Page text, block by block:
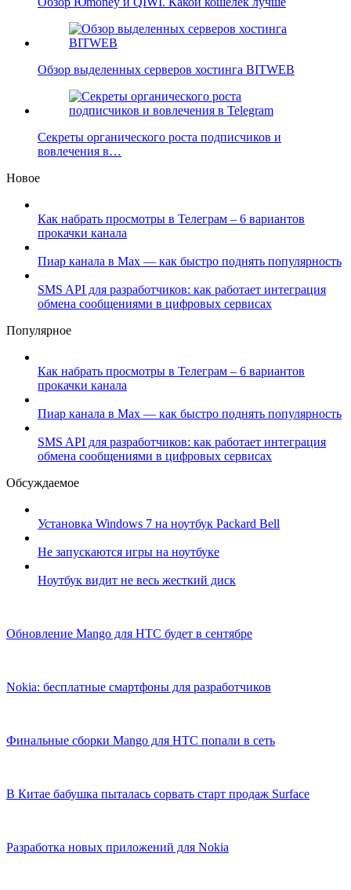
Обзор выделенных серверов хостинга BITWEB
Секреты органического роста подписчиков и
вовлечения в…
Новое
Как набрать просмотры в Телеграм – 6 вариантов
прокачки канала
Пиар канала в Max — как быстро поднять популярность
SMS API для разработчиков: как работает интеграция
обмена сообщениями в цифровых сервисах
Популярное
Как набрать просмотры в Телеграм – 6 вариантов
прокачки канала
Пиар канала в Max — как быстро поднять популярность
SMS API для разработчиков: как работает интеграция
обмена сообщениями в цифровых сервисах
Обсуждаемое
Установка Windows 7 на ноутбук Packard Bell
Не запускаются игры на ноутбуке
Ноутбук видит не весь жесткий диск
Обновление Mango для HTC будет в сентябре
Nokia: бесплатные смартфоны для разработчиков
Финальные сборки Mango для HTC попали в сеть
В Китае бабушка пыталась сорвать старт продаж Surface
Разработка новых приложений для Nokia